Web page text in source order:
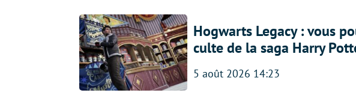
Hogwarts Legacy : vous
culte de la saga Harry
5 août 2026 14:23